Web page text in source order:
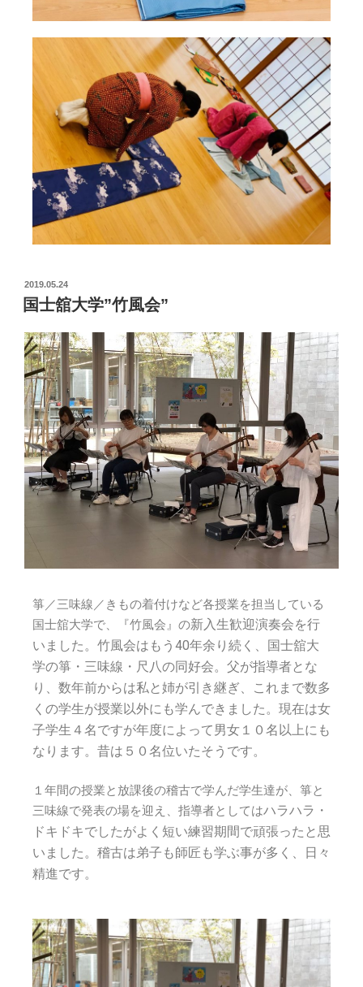
2019.05.24
国士舘大学”竹風会”
箏／三味線／きもの着付けなど各授業を担当している
国士舘大学で、『竹風会』の新入生歓迎演奏会を行
いました。 竹風会はもう40年余り続く、国士舘大
学の箏・三味線・尺八の同好会。 父が指導者とな
り、数年前からは私と姉が引き継ぎ、これまで数多
くの学生が授業以外にも学んできました。 現在は女
子学生４名ですが年度によって男女１０名以上にも
なります。昔は５０名位いたそうです。
１年間の授業と放課後の稽古で学んだ学生達が、箏と
三味線で発表の場を迎え、指導者としてはハラハラ・
ドキドキでしたがよく短い練習期間で頑張ったと思
いました。 稽古は弟子も師匠も学ぶ事が多く、日々
精進です。